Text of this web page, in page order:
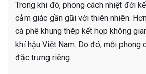
Trong khi đó, phong cách nhiệt đới
cảm giác gần gũi với thiên nhiên.
cà phê khung thép kết hợp không
khí hậu Việt Nam. Do đó, mỗi phong
đặc trưng riêng.